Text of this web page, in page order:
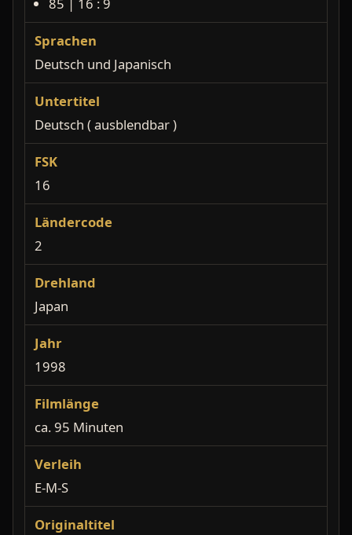
85 | 16 : 9
Sprachen
Deutsch und Japanisch
Untertitel
Deutsch ( ausblendbar )
FSK
16
Ländercode
2
Drehland
Japan
Jahr
1998
Filmlänge
ca. 95 Minuten
Verleih
E-M-S
Originaltitel